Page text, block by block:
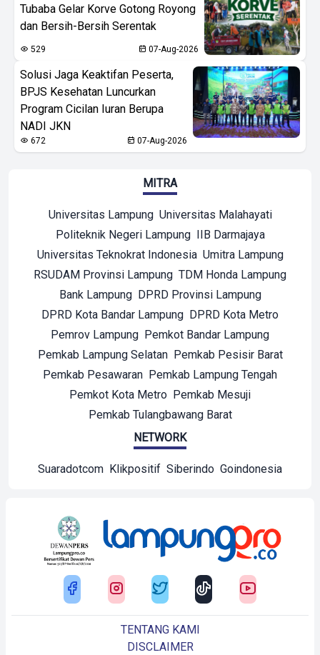
Tubaba Gelar Korve Gotong Royong
dan Bersih-Bersih Serentak
529 07-Aug-2026
Solusi Jaga Keaktifan Peserta,
BPJS Kesehatan Luncurkan
Program Cicilan Iuran Berupa
NADI JKN
672 07-Aug-2026
MITRA
Universitas Lampung Universitas Malahayati
Politeknik Negeri Lampung
IIB Darmajaya
Universitas Teknokrat Indonesia Umitra Lampung
RSUDAM Provinsi Lampung TDM Honda Lampung
Bank Lampung
DPRD Provinsi Lampung
DPRD Kota Bandar Lampung DPRD Kota Metro
Pemrov Lampung Pemkot Bandar Lampung
Pemkab Lampung Selatan
Pemkab Pesisir Barat
Pemkab Pesawaran Pemkab Lampung Tengah
Pemkot Kota Metro Pemkab Mesuji
Pemkab Tulangbawang Barat
NETWORK
Suaradotcom Klikpositif Siberindo Goindonesia
TENTANG KAMI
DISCLAIMER